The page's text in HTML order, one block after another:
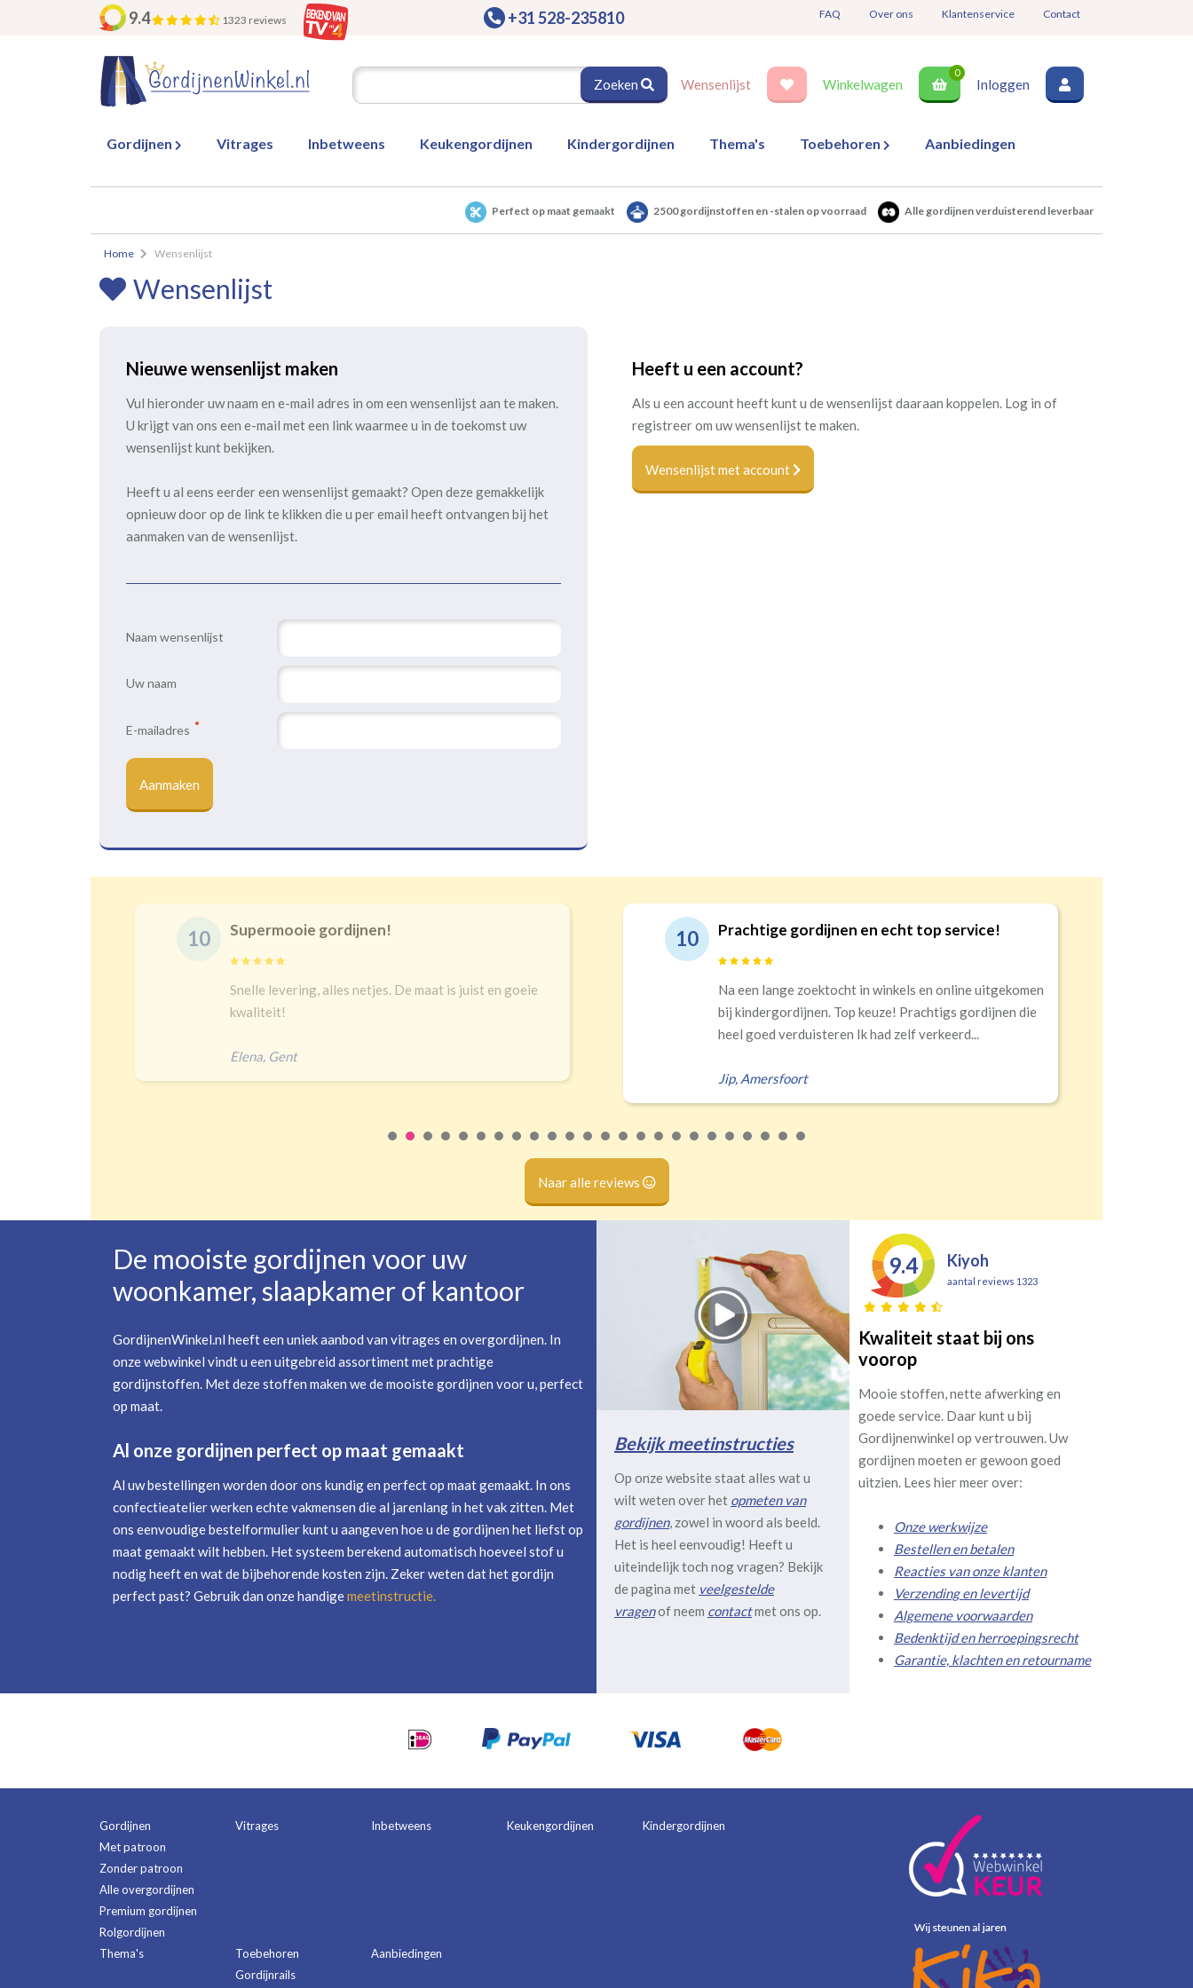
9.4 1323 reviews +31 528-235810 FAQ Over ons Klantenservice Contact
Zoeken Wensenlijst Winkelwagen
0
Inloggen
Gordijnen Vitrages Inbetweens Keukengordijnen Kindergordijnen Thema's Toebehoren Aanbiedingen
Perfect op maat gemaakt 2500 gordijnstoffen en -stalen op voorraad Alle gordijnen verduisterend leverbaar
Home Wensenlijst
Wensenlijst
Nieuwe wensenlijst maken
Vul hieronder uw naam en e-mail adres in om een wensenlijst aan te maken.
U krijgt van ons een e-mail met een link waarmee u in de toekomst uw
wensenlijst kunt bekijken.
Heeft u al eens eerder een wensenlijst gemaakt? Open deze gemakkelijk
opnieuw door op de link te klikken die u per email heeft ontvangen bij het
aanmaken van de wensenlijst.
Naam wensenlijst
Uw naam
E-mailadres
Aanmaken
Heeft u een account?
Als u een account heeft kunt u de wensenlijst daaraan koppelen. Log in of
registreer om uw wensenlijst te maken.
Wensenlijst met account
10 Supermooie gordijnen!
Snelle levering, alles netjes. De maat is juist en goeie
kwaliteit!
Elena, Gent
10 Prachtige gordijnen en echt top service!
Na een lange zoektocht in winkels en online uitgekomen
bij kindergordijnen. Top keuze! Prachtigs gordijnen die
heel goed verduisteren Ik had zelf verkeerd...
Jip, Amersfoort
Naar alle reviews
De mooiste gordijnen voor uw
woonkamer, slaapkamer of kantoor
GordijnenWinkel.nl heeft een uniek aanbod van vitrages en overgordijnen. In
onze webwinkel vindt u een uitgebreid assortiment met prachtige
gordijnstoffen. Met deze stoffen maken we de mooiste gordijnen voor u, perfect
op maat.
Al onze gordijnen perfect op maat gemaakt
Al uw bestellingen worden door ons kundig en perfect op maat gemaakt. In ons
confectieatelier werken echte vakmensen die al jarenlang in het vak zitten. Met
ons eenvoudige bestelformulier kunt u aangeven hoe u de gordijnen het liefst op
maat gemaakt wilt hebben. Het systeem berekend automatisch hoeveel stof u
nodig heeft en wat de bijbehorende kosten zijn. Zeker weten dat het gordijn
perfect past? Gebruik dan onze handigemeetinstructie.
Bekijk meetinstructies
Op onze website staat alles wat u
wilt weten over het opmeten van
gordijnen, zowel in woord als beeld.
Het is heel eenvoudig! Heeft u
uiteindelijk toch nog vragen? Bekijk
de pagina met veelgestelde
vragenof neem contactmet ons op.
9.4 Kiyoh
aantal reviews 1323
Kwaliteit staat bij ons
voorop
Mooie stoffen, nette afwerking en
goede service. Daar kunt u bij
Gordijnenwinkel op vertrouwen. Uw
gordijnen moeten er gewoon goed
uitzien. Lees hier meer over:
Onze werkwijze
Bestellen en betalen
Reacties van onze klanten
Verzending en levertijd
Algemene voorwaarden
Bedenktijd en herroepingsrecht
Garantie, klachten en retourname
Gordijnen
Met patroon
Zonder patroon
Alle overgordijnen
Premium gordijnen
Rolgordijnen
Vitrages Inbetweens Keukengordijnen Kindergordijnen
Thema's
Toebehoren
Gordijnrails
Aanbiedingen